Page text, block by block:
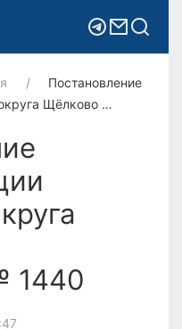
Постановление
Щёлково …
1440